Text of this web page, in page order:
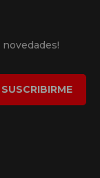
SUSCRIBIRME